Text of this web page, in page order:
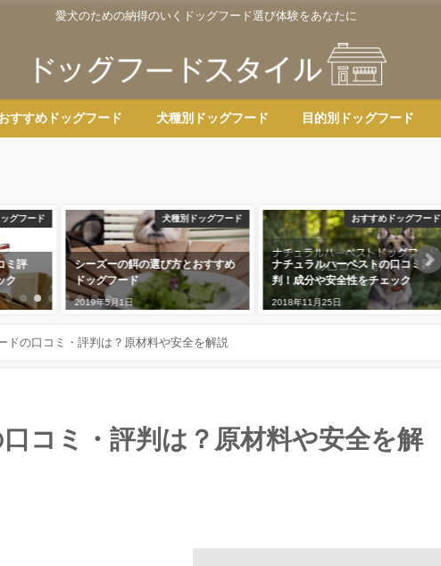
愛犬のための納得のいくドッグフード選び体験をあなたに
すすめドッグフード 犬種別ドッグフード 目的別ドッグフード
グフード
ミ評
ク
犬種別ドッグフード
シーズーの餌の選び方とおすすめ
ドッグフード
2019年5月1日
おすすめドッグフード
ナチュラルハーベストの口コミ評
判！成分や安全性をチェック
2018年11月25日
ドの口コミ・評判は？原材料や安全を解説
コミ・評判は？原材料や安全を解